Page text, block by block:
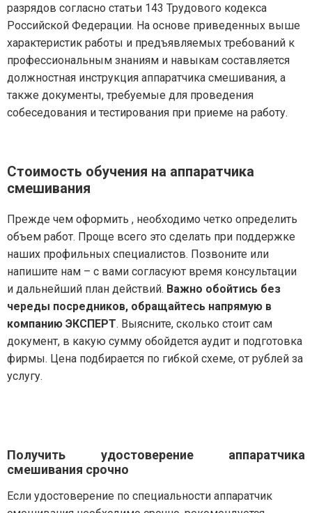
разрядов согласно статьи 143 Трудового кодекса
Российской Федерации. На основе приведенных выше
характеристик работы и предъявляемых требований к
профессиональным знаниям и навыкам составляется
должностная инструкция аппаратчика смешивания, а
также документы, требуемые для проведения
собеседования и тестирования при приеме на работу.
Стоимость обучения на аппаратчика
смешивания
Прежде чем оформить , необходимо четко определить
объем работ. Проще всего это сделать при поддержке
наших профильных специалистов. Позвоните или
напишите нам – с вами согласуют время консультации
и дальнейший план действий. Важно обойтись без
череды посредников, обращайтесь напрямую в
компанию ЭКСПЕРТ. Выясните, сколько стоит сам
документ, в какую сумму обойдется аудит и подготовка
фирмы. Цена подбирается по гибкой схеме, от рублей за
услугу.
Получить удостоверение аппаратчика
смешивания срочно
Если удостоверение по специальности аппаратчик